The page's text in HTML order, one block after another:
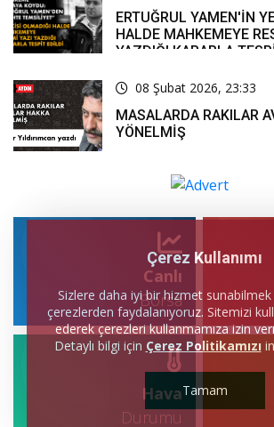
ERTUĞRUL YAMEN'İN
HALDE MAHKEMEYE
YAZDIĞI KARARLA
08 Şubat 2026, 23:33
MASALARDA RAKILAR
YÖNELMİŞ
Canlı
Borsa
Hava
Durumu
Çerez Kullanımı
Sizlere daha iyi bir hizmet
çerezlerden faydalanıyoruz. Sitemizi
ederek çerezleri kullanmamıza izin
Detaylı bilgi için Çerez Politikamızı
Tamam